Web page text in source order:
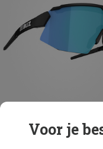
Je bespaart 33%
Voor je